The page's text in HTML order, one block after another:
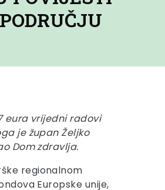
eura vrijedni radovi
je župan Željko
Dom zdravlja.
regionalnom
Europske unije,